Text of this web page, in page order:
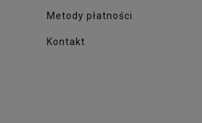
Metody płatności
Kontakt